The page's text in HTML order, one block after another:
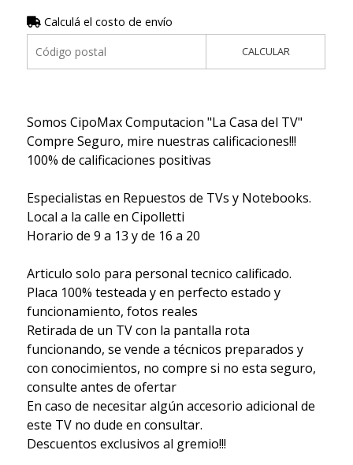
Calculá el costo de envío
CALCULAR
Somos CipoMax Computacion "La Casa del TV"
Compre Seguro, mire nuestras calificaciones!!!
100% de calificaciones positivas
Especialistas en Repuestos de TVs y Notebooks.
Local a la calle en Cipolletti
Horario de 9 a 13 y de 16 a 20
Articulo solo para personal tecnico calificado.
Placa 100% testeada y en perfecto estado y
funcionamiento, fotos reales
Retirada de un TV con la pantalla rota
funcionando, se vende a técnicos preparados y
con conocimientos, no compre si no esta seguro,
consulte antes de ofertar
En caso de necesitar algún accesorio adicional de
este TV no dude en consultar.
Descuentos exclusivos al gremio!!!